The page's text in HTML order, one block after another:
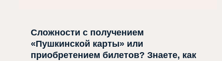
Сложности с получением
«Пушкинской карты» или
приобретением билетов? Знаете, как